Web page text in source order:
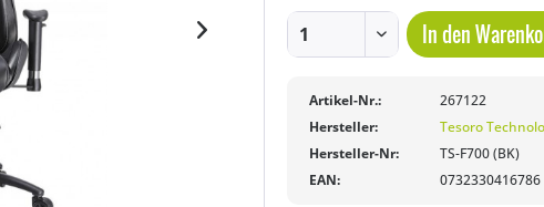
In den
Artikel-Nr.:
267122
Hersteller:
Tesoro
Hersteller-Nr:
TS-F700 (BK)
EAN:
0732330416786